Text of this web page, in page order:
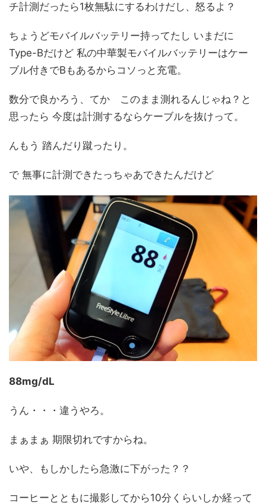
チ計測だったら1枚無駄にするわけだし、怒るよ？
ちょうどモバイルバッテリー持ってたし いまだに
Type-Bだけど 私の中華製モバイルバッテリーはケー
ブル付きでBもあるからコソっと充電。
数分で良かろう、てか このまま測れるんじゃね？と
思ったら 今度は計測するならケーブルを抜けって。
んもう 踏んだり蹴ったり。
で 無事に計測できたっちゃあできたんだけど
88mg/dL
うん・・・違うやろ。
まぁまぁ 期限切れですからね。
いや、もしかしたら急激に下がった？？
コーヒーとともに撮影してから10分くらいしか経って